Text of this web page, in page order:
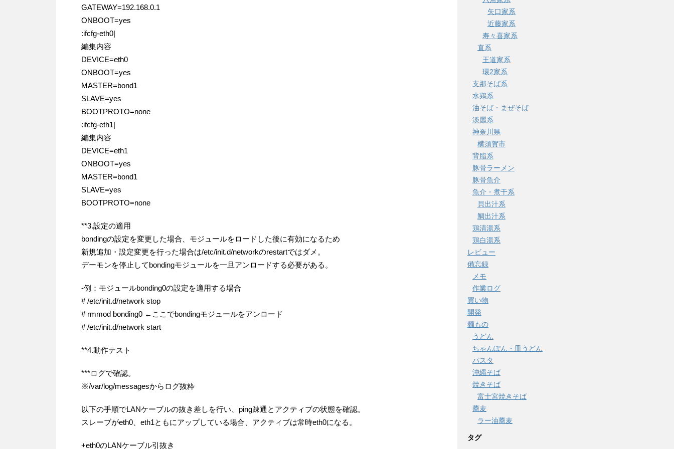
GATEWAY=192.168.0.1
ONBOOT=yes
:ifcfg-eth0|
編集内容
DEVICE=eth0
ONBOOT=yes
MASTER=bond1
SLAVE=yes
BOOTPROTO=none
:ifcfg-eth1|
編集内容
DEVICE=eth1
ONBOOT=yes
MASTER=bond1
SLAVE=yes
BOOTPROTO=none
**3.設定の適用
bondingの設定を変更した場合、モジュールをロードした後に有効になるため
新規追加・設定変更を行った場合は/etc/init.d/networkのrestartではダメ。
デーモンを停止してbondingモジュールを一旦アンロードする必要がある。
-例：モジュールbonding0の設定を適用する場合
# /etc/init.d/network stop
# rmmod bonding0 ←ここでbondingモジュールをアンロード
# /etc/init.d/network start
**4.動作テスト
***ログで確認。
※/var/log/messagesからログ抜粋
以下の手順でLANケーブルの抜き差しを行い、ping疎通とアクティブの状態を確認。
スレーブがeth0、eth1ともにアップしている場合、アクティブは常時eth0になる。
+eth0のLANケーブル引抜き
矢口家系
近藤家系
寿々喜家系
直系
王道家系
環2家系
支那そば系
水鶏系
油そば・まぜそば
淡麗系
神奈川県
横須賀市
背脂系
豚骨ラーメン
豚骨魚介
魚介・煮干系
貝出汁系
鯛出汁系
鶏清湯系
鶏白湯系
レビュー
備忘録
メモ
作業ログ
買い物
開発
麺もの
うどん
ちゃんぽん・皿うどん
パスタ
沖縄そば
焼きそば
富士宮焼きそば
蕎麦
ラー油蕎麦
タグ